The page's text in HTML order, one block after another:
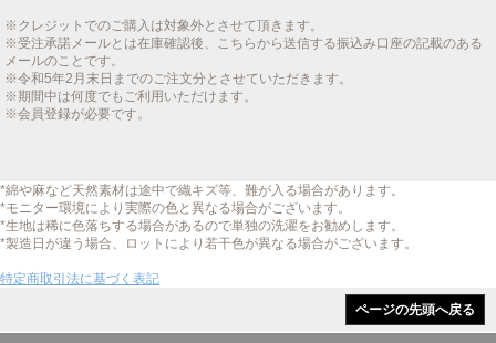
※クレジットでのご購入は対象外とさせて頂きます。
※受注承諾メールとは在庫確認後、こちらから送信する振込み口座の記載のある
メールのことです。
※令和5年2月末日までのご注文分とさせていただきます。
※期間中は何度でもご利用いただけます。
※会員登録が必要です。
*綿や麻など天然素材は途中で織キズ等、難が入る場合があります。
*モニター環境により実際の色と異なる場合がございます。
*生地は稀に色落ちする場合があるので単独の洗濯をお勧めします。
*製造日が違う場合、ロットにより若干色が異なる場合がございます。
特定商取引法に基づく表記
ページの先頭へ戻る